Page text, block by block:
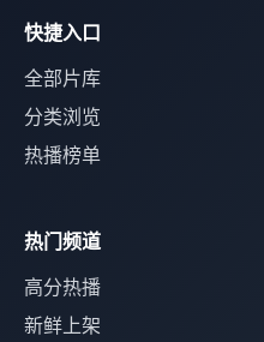
快捷入口
全部片库
分类浏览
热播榜单
热门频道
高分热播
新鲜上架